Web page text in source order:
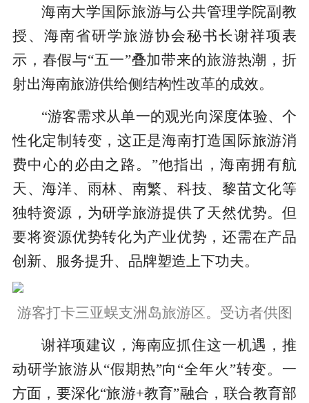
海南大学国际旅游与公共管理学院副教
授、海南省研学旅游协会秘书长谢祥项表
示，春假与“五一”叠加带来的旅游热潮，折
射出海南旅游供给侧结构性改革的成效。
“游客需求从单一的观光向深度体验、个
性化定制转变，这正是海南打造国际旅游消
费中心的必由之路。”他指出，海南拥有航
天、海洋、雨林、南繁、科技、黎苗文化等
独特资源，为研学旅游提供了天然优势。但
要将资源优势转化为产业优势，还需在产品
创新、服务提升、品牌塑造上下功夫。
游客打卡三亚蜈支洲岛旅游区。受访者供图
谢祥项建议，海南应抓住这一机遇，推
动研学旅游从“假期热”向“全年火”转变。一
方面，要深化“旅游+教育”融合，联合教育部